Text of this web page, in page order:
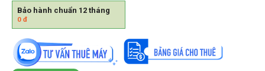
Bảo hành chuẩn 12 tháng
0 đ